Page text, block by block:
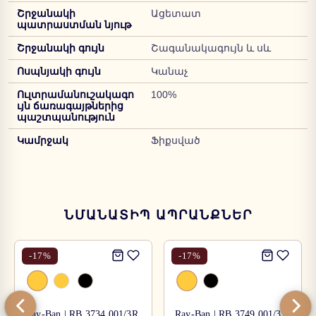
Շրջանակի
պատրաստման նյութ
Ացետատ
Շրջանակի գույն Շագանակագույն և սև
Ոսպնյակի գույն Կանաչ
Ուլտրամանուշակագո
ւյն ճառագայթներից
պաշտպանություն
100%
Կամրջակ Ֆիքսված
ՆՄԱՆԱՏԻՊ ԱՊՐԱՆՔՆԵՐ
-17% -17%